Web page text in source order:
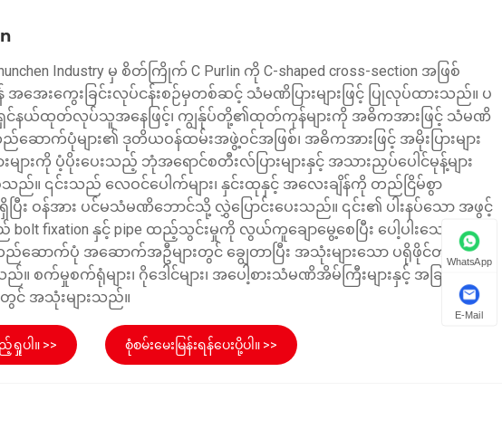
Industry မှ စိတ်ကြိုက် C Purlin ကို C-shaped cross-section အဖြစ်
အအေးကွေးခြင်းလုပ်ငန်းစဉ်မှတစ်ဆင့် သံမဏိပြားများဖြင့် ပြုလုပ်ထားသည်။ ပ
င်နယ်ထုတ်လုပ်သူအနေဖြင့်၊ ကျွန်ုပ်တို့၏ထုတ်ကုန်များကို အဓိကအားဖြင့် သံမဏိ
ဆောက်ပုံများ၏ ဒုတိယဝန်ထမ်းအဖွဲ့ဝင်အဖြစ်၊ အဓိကအားဖြင့် အမိုးပြားများ
းများကို ပံ့ပိုးပေးသည့် ဘုံအရောင်စတီးလ်ပြားများနှင့် အသားညှပ်ပေါင်မုန့်များ
ည်။ ၎င်းသည် လေဝင်ပေါက်များ၊ နှင်းထုနှင့် အလေးချိန်ကို တည်ငြိမ်စွာ
ပြီး ဝန်အား ပင်မသံမဏိဘောင်သို့ လွှဲပြောင်းပေးသည်။ ၎င်း၏ ပါးနပ်သော အဖွင့်
bolt fixation နှင့် pipe ထည့်သွင်းမှုကို လွယ်ကူချောမွေ့စေပြီး ပေါ့ပါးသော
ောက်ပုံ အဆောက်အဦများတွင် ချွေတာပြီး အသုံးများသော ပရိုဖိုင်တစ်ခု
။ စက်မှုစက်ရုံများ၊ ဂိုဒေါင်များ၊ အပေါ့စားသံမဏိအိမ်ကြီးများနှင့် အခြားပရော
တွင် အသုံးများသည်။
ရှုပါ။ >> စုံစမ်းမေးမြန်းရန်ပေးပို့ပါ။ >>
WhatsApp
E-Mail